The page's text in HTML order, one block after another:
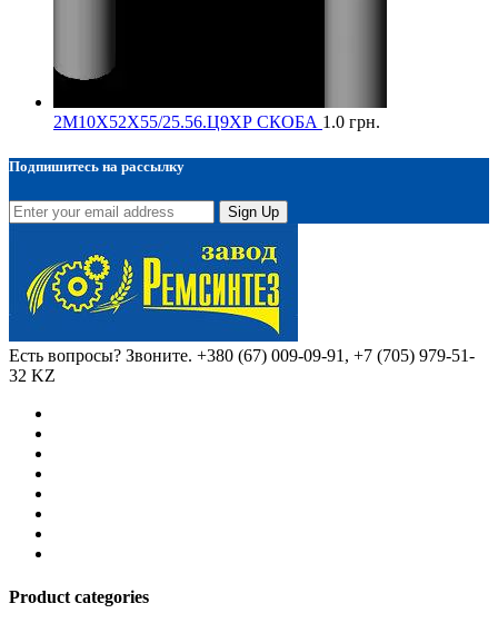
2М10Х52Х55/25.56.Ц9ХР СКОБА 1.0 грн.
Подпишитесь на рассылку
Sign Up
Есть вопросы? Звоните. +380 (67) 009-09-91, +7 (705) 979-51-
32 KZ
Product categories